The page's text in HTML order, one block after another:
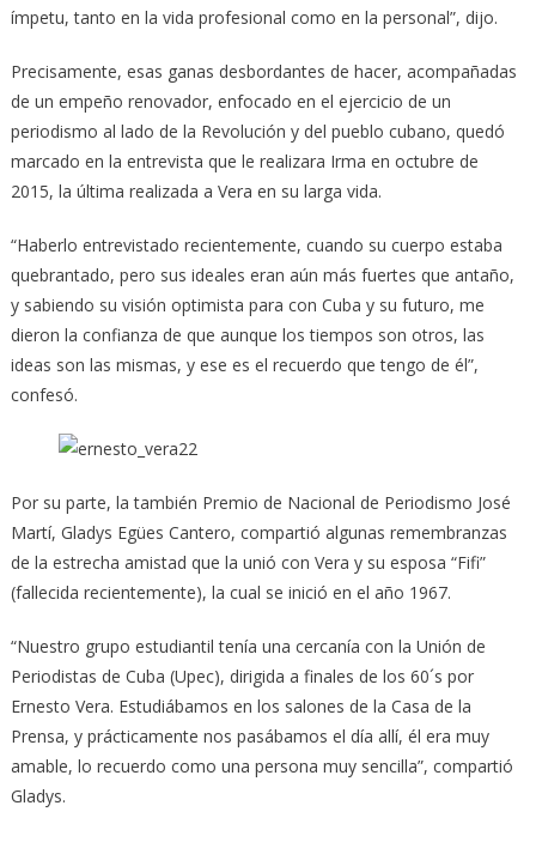
ímpetu, tanto en la vida profesional como en la personal”, dijo.
Precisamente, esas ganas desbordantes de hacer, acompañadas
de un empeño renovador, enfocado en el ejercicio de un
periodismo al lado de la Revolución y del pueblo cubano, quedó
marcado en la entrevista que le realizara Irma en octubre de
2015, la última realizada a Vera en su larga vida.
“Haberlo entrevistado recientemente, cuando su cuerpo estaba
quebrantado, pero sus ideales eran aún más fuertes que antaño,
y sabiendo su visión optimista para con Cuba y su futuro, me
dieron la confianza de que aunque los tiempos son otros, las
ideas son las mismas, y ese es el recuerdo que tengo de él”,
confesó.
Por su parte, la también Premio de Nacional de Periodismo José
Martí, Gladys Egües Cantero, compartió algunas remembranzas
de la estrecha amistad que la unió con Vera y su esposa “Fifi”
(fallecida recientemente), la cual se inició en el año 1967.
“Nuestro grupo estudiantil tenía una cercanía con la Unión de
Periodistas de Cuba (Upec), dirigida a finales de los 60´s por
Ernesto Vera. Estudiábamos en los salones de la Casa de la
Prensa, y prácticamente nos pasábamos el día allí, él era muy
amable, lo recuerdo como una persona muy sencilla”, compartió
Gladys.